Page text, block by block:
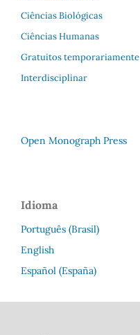
Ciências Biológicas
Ciências Humanas
Gratuitos temporariamente
Interdisciplinar
Open Monograph Press
Idioma
Português (Brasil)
English
Español (España)